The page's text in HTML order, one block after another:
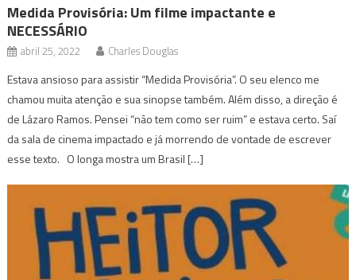
Medida Provisória: Um filme impactante e
NECESSÁRIO
abril 25, 2022 Charles Douglas
Estava ansioso para assistir “Medida Provisória”. O seu elenco me
chamou muita atenção e sua sinopse também. Além disso, a direção é
de Lázaro Ramos. Pensei “não tem como ser ruim” e estava certo. Saí
da sala de cinema impactado e já morrendo de vontade de escrever
esse texto. O longa mostra um Brasil […]